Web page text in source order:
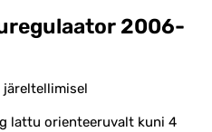
2006-
järeltellimisel
lattu orienteeruvalt kuni 4